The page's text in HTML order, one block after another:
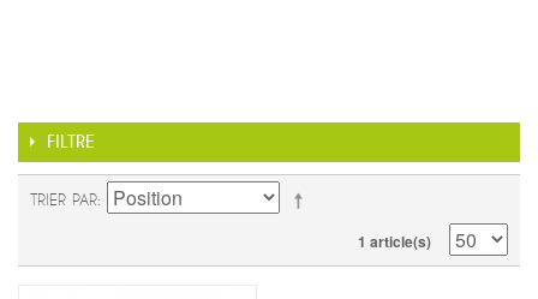
FILTRE
TRIER PAR
1 article(s)